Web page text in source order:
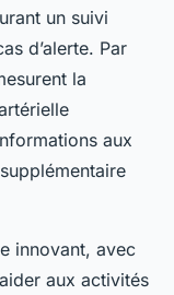
un suivi
d’alerte. Par
la
aux
innovant, avec
aux activités